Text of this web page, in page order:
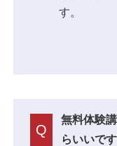
す。
Q
無料体験
らいいで